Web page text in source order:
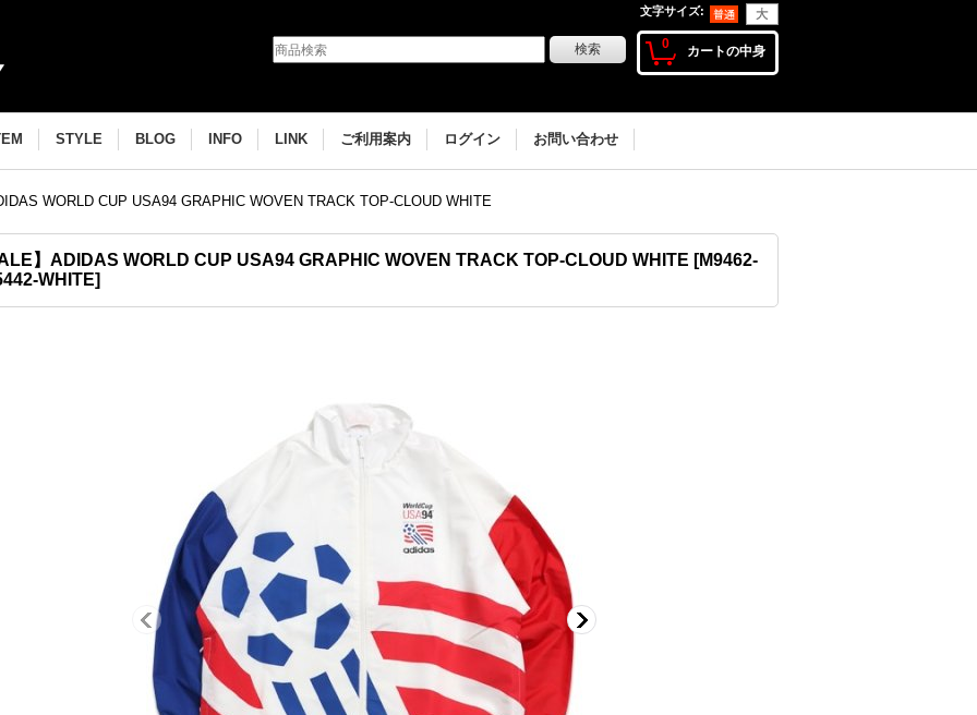
文字サイズ:
0 カートの中身
STYLE BLOG INFO LINK ご利用案内 ログイン お問い合わせ
WORLD CUP USA94 GRAPHIC WOVEN TRACK TOP-CLOUD WHITE
】ADIDAS WORLD CUP USA94 GRAPHIC WOVEN TRACK TOP-CLOUD WHITE [M9462-
WHITE]